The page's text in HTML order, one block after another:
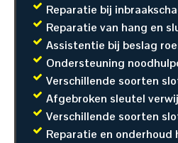
Reparatie bij
Reparatie van hang en
Assistentie bij beslag
Ondersteuning
Verschillende soorten
Afgebroken sleutel
Verschillende soorten
Reparatie en onderhoud